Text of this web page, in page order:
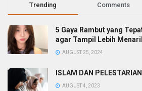
Trending Comments
5 Gaya Rambut yang
agar Tampil Lebih
AUGUST 25, 2024
ISLAM DAN
AUGUST 4, 2023